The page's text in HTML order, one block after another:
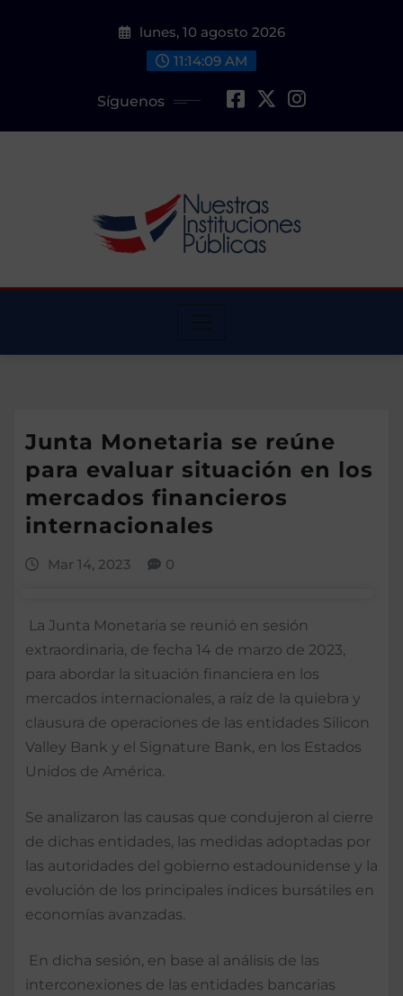
lunes, 10 agosto 2026
11:14:11 AM
Síguenos
Junta Monetaria se reúne
para evaluar situación en los
mercados financieros
internacionales
Mar 14, 2023 0
La Junta Monetaria se reunió en sesión
extraordinaria, de fecha 14 de marzo de 2023,
para abordar la situación financiera en los
mercados internacionales, a raíz de la quiebra y
clausura de operaciones de las entidades Silicon
Valley Bank y el Signature Bank, en los Estados
Unidos de América.
Se analizaron las causas que condujeron al cierre
de dichas entidades, las medidas adoptadas por
las autoridades del gobierno estadounidense y la
evolución de los principales índices bursátiles en
economías avanzadas.
En dicha sesión, en base al análisis de las
interconexiones de las entidades bancarias